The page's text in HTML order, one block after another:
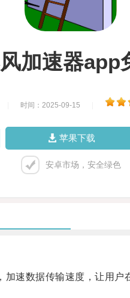
加速器app
时间：2025-09-15
苹果下载
安卓市场，安全绿色
数据传输速度，让用户